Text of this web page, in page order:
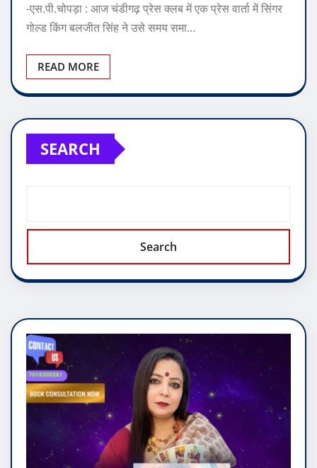
-एस.पी.चोपड़ा : आज चंडीगढ़ प्रेस क्लब में एक प्रेस वार्ता में सिंगर
गोल्ड किंग बलजीत सिंह ने उसे समय समा…
READ MORE
SEARCH
Search